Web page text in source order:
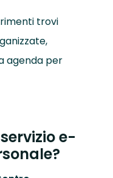
trovi
agenda per
e-